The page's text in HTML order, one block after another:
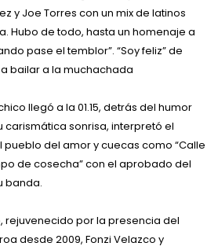
y Joe Torres con un mix de latinos
Hubo de todo, hasta un homenaje a
pase el temblor”. “Soy feliz” de
bailar a la muchachada
llegó a la 01.15, detrás del humor
carismática sonrisa, interpretó el
pueblo del amor y cuecas como “Calle
de cosecha” con el aprobado del
banda.
rejuvenecido por la presencia del
desde 2009, Fonzi Velazco y